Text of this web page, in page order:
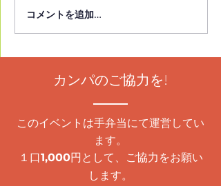
がわかる」
GYTNT00332/ ありがとうござ
います。
コメントを追加…
カンパのご協力を!
このイベントは手弁当にて運営してい
ます。
１口1,000円として、ご協力をお願い
します。